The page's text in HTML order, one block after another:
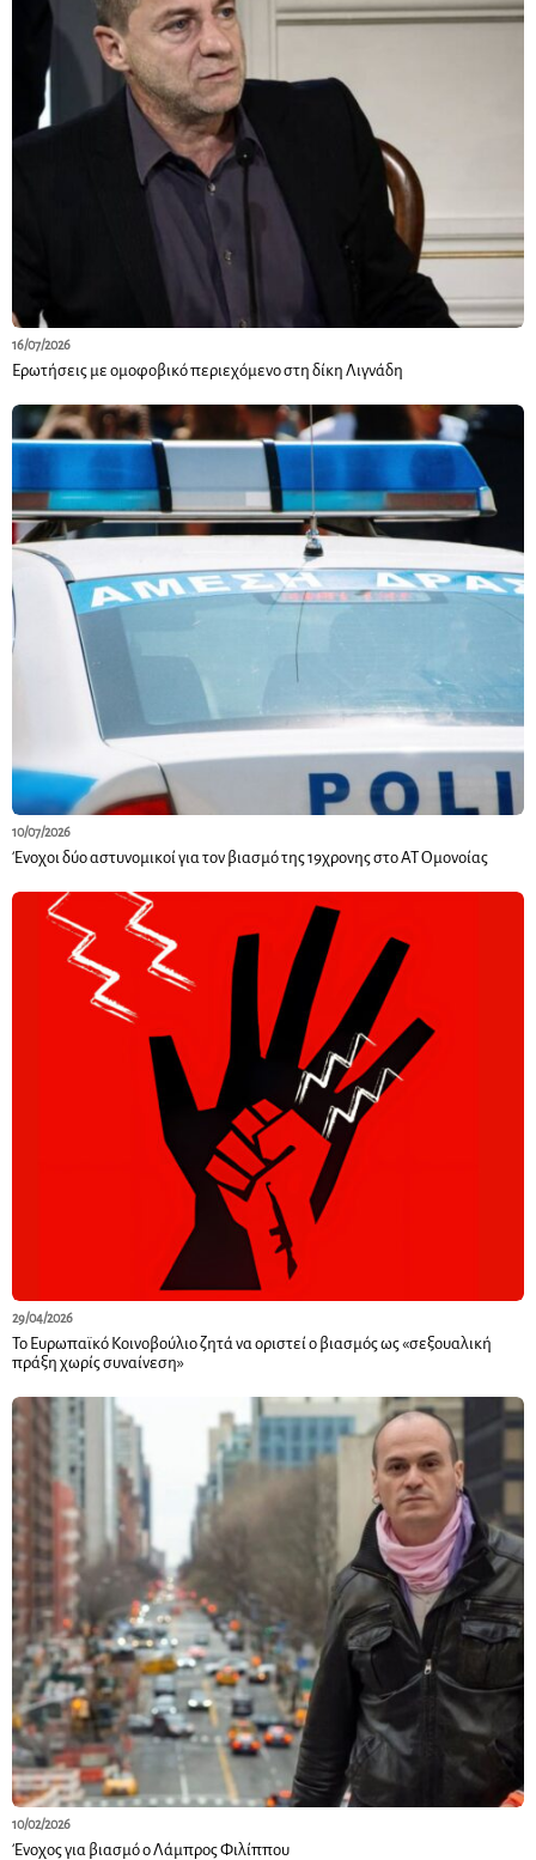
16/07/2026
Ερωτήσεις με ομοφοβικό περιεχόμενο στη δίκη Λιγνάδη
10/07/2026
Ένοχοι δύο αστυνομικοί για τον βιασμό της 19χρονης στο ΑΤ Ομονοίας
29/04/2026
Το Ευρωπαϊκό Κοινοβούλιο ζητά να οριστεί ο βιασμός ως «σεξουαλική
πράξη χωρίς συναίνεση»
10/02/2026
Ένοχος για βιασμό ο Λάμπρος Φιλίππου